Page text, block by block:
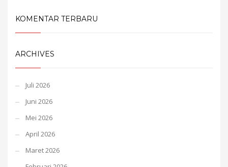
KOMENTAR TERBARU
ARCHIVES
Juli 2026
Juni 2026
Mei 2026
April 2026
Maret 2026